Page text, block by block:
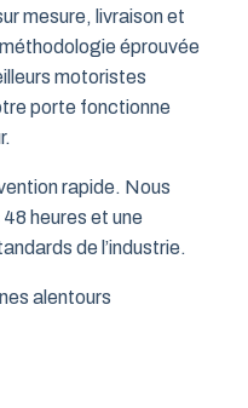
mesure, livraison et
éprouvée
motoristes
porte fonctionne
rapide. Nous
heures et une
de l’industrie.
alentours